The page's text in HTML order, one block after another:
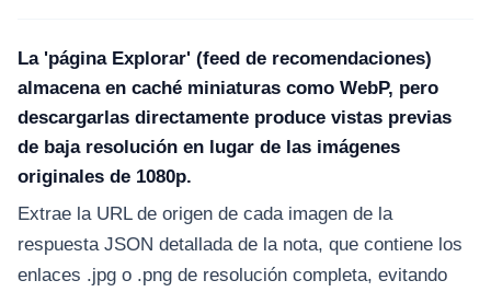
La 'página Explorar' (feed de recomendaciones)
almacena en caché miniaturas como WebP, pero
descargarlas directamente produce vistas previas
de baja resolución en lugar de las imágenes
originales de 1080p.
Extrae la URL de origen de cada imagen de la
respuesta JSON detallada de la nota, que contiene los
enlaces .jpg o .png de resolución completa, evitando